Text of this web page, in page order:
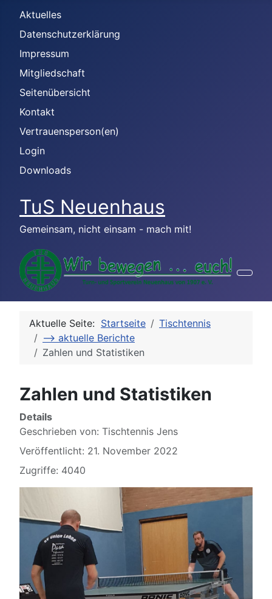
Aktuelles
Datenschutzerklärung
Impressum
Mitgliedschaft
Seitenübersicht
Kontakt
Vertrauensperson(en)
Login
Downloads
TuS Neuenhaus
Gemeinsam, nicht einsam - mach mit!
Aktuelle Seite: Startseite
Tischtennis
--> aktuelle Berichte
Zahlen und Statistiken
Zahlen und Statistiken
Details
Geschrieben von: Tischtennis Jens
Veröffentlicht: 21. November 2022
Zugriffe: 4040